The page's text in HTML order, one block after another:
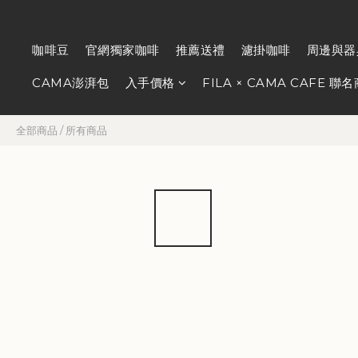
咖啡豆 官網獨家咖啡 推薦送禮 濾掛咖啡 周邊與
CAMA澎湃包 入手價格 FILA × CAMA CAFE 聯名
全部商品 /所有商品